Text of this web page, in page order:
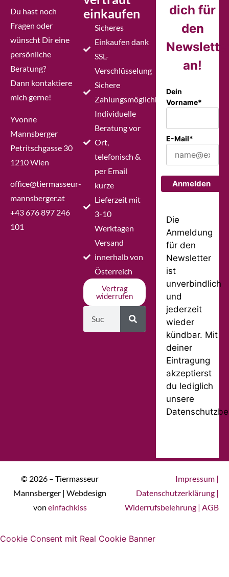
Du hast noch
Fragen oder
wünscht Dir eine
persönliche
Beratung?
Dann kontaktiere
mich gerne!
Yvonne
Mannsberger
Petritschgasse 30
1210 Wien
office@tiermasseur-
mannsberger.at
+43 676 897 246
101
einkaufen
Sicheres
Einkaufen dank
SSL-
Verschlüsselung
Sichere
Zahlungsmöglichkeiten
Individuelle
Beratung vor
Ort,
telefonisch &
per Email
kurze
Lieferzeit mit
3-10
Werktagen
Versand
innerhalb von
Österreich
Vertrag
widerrufen
dich für
den
an!
Dein
Vorname*
E-Mail*
Anmelden
Die
Anmeldung
für den
Newsletter
ist
unverbindlich
und
jederzeit
wieder
kündbar. Mit
deiner
Eintragung
akzeptierst
du lediglich
unsere
© 2026 – Tiermasseur
Mannsberger | Webdesign
von einfachkiss
Impressum |
Datenschutzerklärung |
Widerrufsbelehrung | AGB
Cookie Consent mit Real Cookie Banner